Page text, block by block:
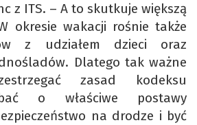
z ITS. – A to skutkuje większą
okresie wakacji rośnie także
z udziałem dzieci oraz
Dlatego tak ważne
zasad kodeksu
o właściwe postawy
na drodze i być